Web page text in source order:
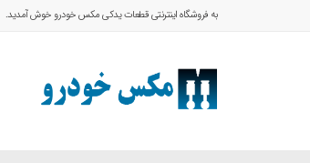
به فروشگاه اینترنتی قطعات یدکی مکس خودرو خوش آمدید.